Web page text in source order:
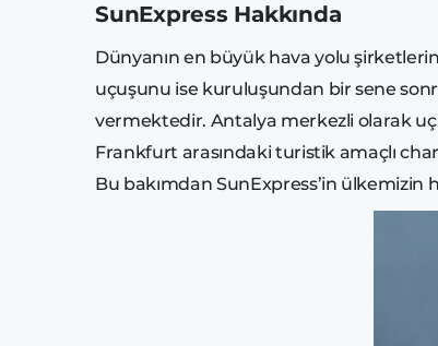
SunExpress Hakkında
Dünyanın en büyük hava yolu
uçuşunu ise kuruluşundan bir sene
vermektedir. Antalya merkezli olarak
Frankfurt arasındaki turistik amaçlı
Bu bakımdan SunExpress’in ülkemizin